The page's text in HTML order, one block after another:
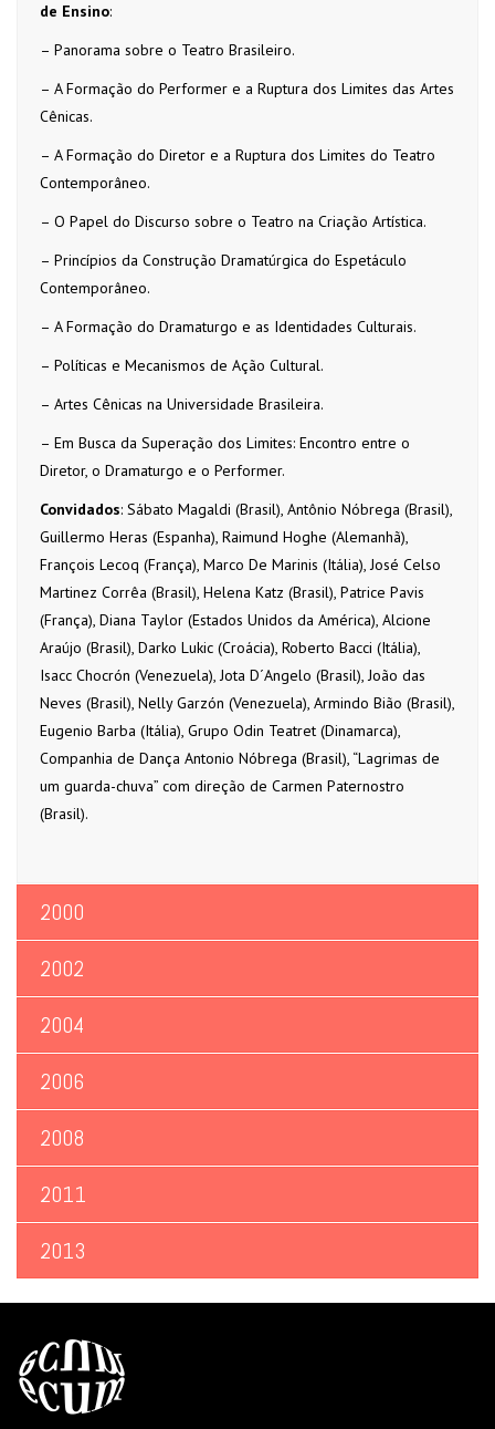
de Ensino:
– Panorama sobre o Teatro Brasileiro.
– A Formação do Performer e a Ruptura dos Limites das Artes
Cênicas.
– A Formação do Diretor e a Ruptura dos Limites do Teatro
Contemporâneo.
– O Papel do Discurso sobre o Teatro na Criação Artística.
– Princípios da Construção Dramatúrgica do Espetáculo
Contemporâneo.
– A Formação do Dramaturgo e as Identidades Culturais.
– Políticas e Mecanismos de Ação Cultural.
– Artes Cênicas na Universidade Brasileira.
– Em Busca da Superação dos Limites: Encontro entre o
Diretor, o Dramaturgo e o Performer.
Convidados: Sábato Magaldi (Brasil), Antônio Nóbrega (Brasil),
Guillermo Heras (Espanha), Raimund Hoghe (Alemanhã),
François Lecoq (França), Marco De Marinis (Itália), José Celso
Martinez Corrêa (Brasil), Helena Katz (Brasil), Patrice Pavis
(França), Diana Taylor (Estados Unidos da América), Alcione
Araújo (Brasil), Darko Lukic (Croácia), Roberto Bacci (Itália),
Isacc Chocrón (Venezuela), Jota D´Angelo (Brasil), João das
Neves (Brasil), Nelly Garzón (Venezuela), Armindo Bião (Brasil),
Eugenio Barba (Itália), Grupo Odin Teatret (Dinamarca),
Companhia de Dança Antonio Nóbrega (Brasil), “Lagrimas de
um guarda-chuva” com direção de Carmen Paternostro
(Brasil).
2000
2002
2004
2006
2008
2011
2013